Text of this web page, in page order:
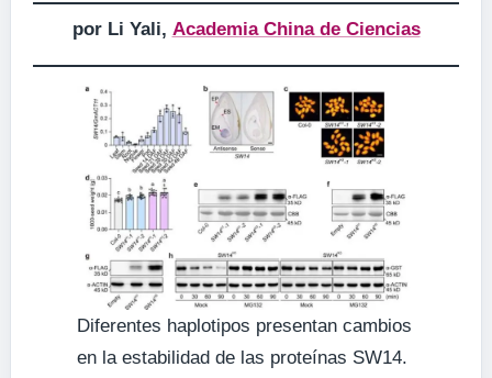
por Li Yali, Academia China de Ciencias
Diferentes haplotipos presentan cambios
en la estabilidad de las proteínas SW14.